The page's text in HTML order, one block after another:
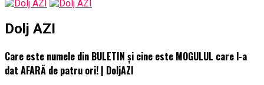
Dolj AZI
Care este numele din BULETIN și cine este MOGULUL care l-a
dat AFARĂ de patru ori! | DoljAZI